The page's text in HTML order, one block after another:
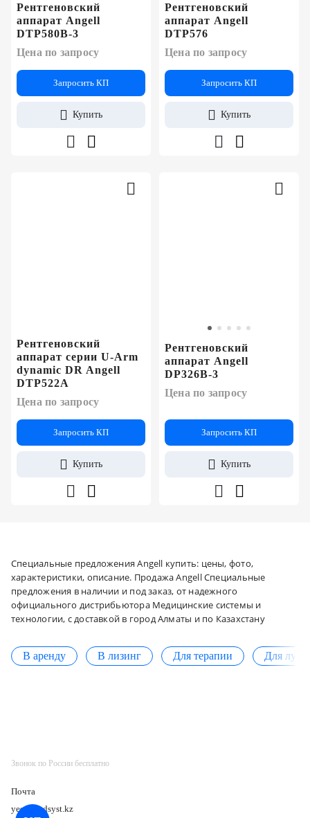
Рентгеновский
аппарат Angell
DTP580B-3
Цена по запросу
Запросить КП
Купить
Рентгеновский
аппарат Angell
DTP576
Цена по запросу
Запросить КП
Купить
Рентгеновский
аппарат серии U-Arm
dynamic DR Angell
DTP522A
Цена по запросу
Запросить КП
Купить
Рентгеновский
аппарат Angell
DP326B-3
Цена по запросу
Запросить КП
Купить
Специальные предложения Angell купить: цены, фото,
характеристики, описание. Продажа Angell Специальные
предложения в наличии и под заказ, от надежного
официального дистрибьютора Медицинские системы и
технологии, с доставкой в город Алматы и по Казахстану
В аренду В лизинг Для терапии Для
Звонок по России бесплатно
Почта
yes@medsyst.kz